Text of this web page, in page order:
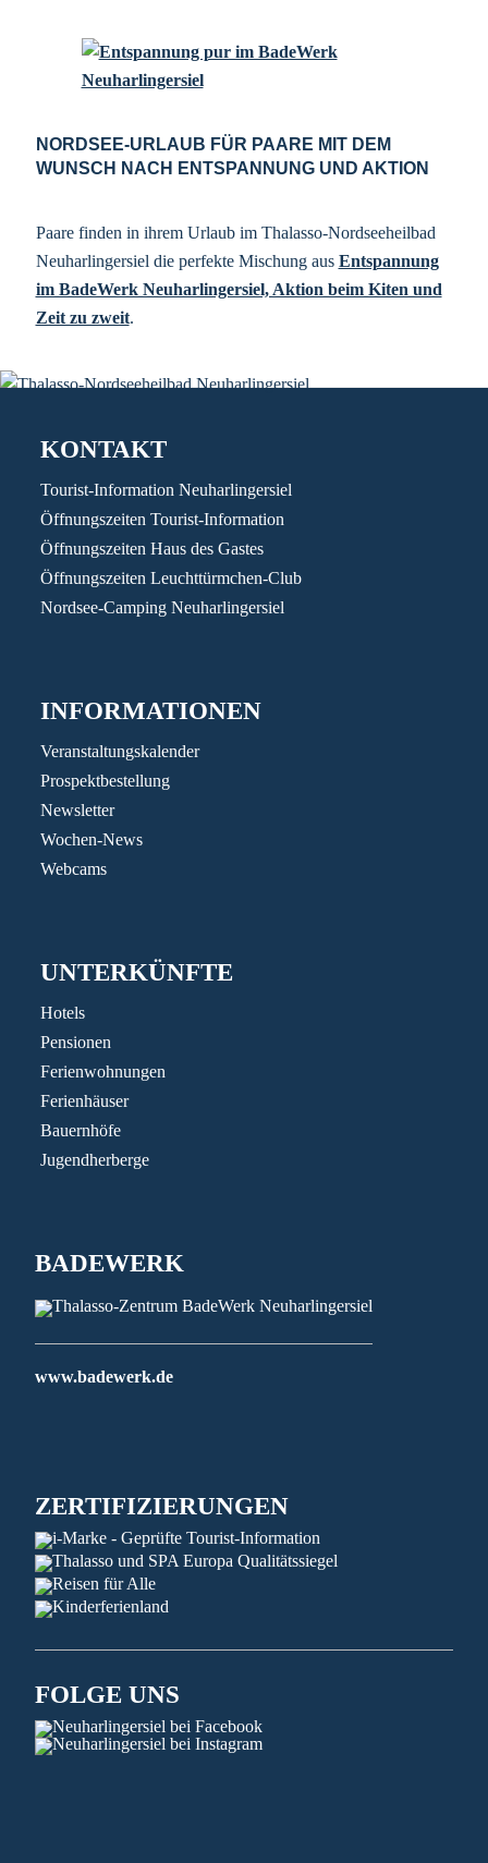
NORDSEE-URLAUB FÜR PAARE MIT DEM
WUNSCH NACH ENTSPANNUNG UND AKTION
Paare finden in ihrem Urlaub im Thalasso-Nordseeheilbad
Neuharlingersiel die perfekte Mischung aus Entspannung
im BadeWerk Neuharlingersiel, Aktion beim Kiten und
Zeit zu zweit.
KONTAKT
Tourist-Information Neuharlingersiel
Öffnungszeiten Tourist-Information
Öffnungszeiten Haus des Gastes
Öffnungszeiten Leuchttürmchen-Club
Nordsee-Camping Neuharlingersiel
INFORMATIONEN
Veranstaltungskalender
Prospektbestellung
Newsletter
Wochen-News
Webcams
UNTERKÜNFTE
Hotels
Pensionen
Ferienwohnungen
Ferienhäuser
Bauernhöfe
Jugendherberge
BADEWERK
www.badewerk.de
ZERTIFIZIERUNGEN
FOLGE UNS